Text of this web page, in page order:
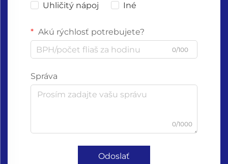
Uhličitý nápoj
Iné
Akú rýchlosť potrebujete?
0/100
Správa
0/1000
Odoslať